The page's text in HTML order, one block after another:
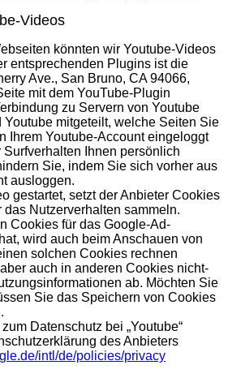
Videos
könnten wir Youtube-Videos
entsprechenden Plugins ist die
Ave., San Bruno, CA 94066,
mit dem YouTube-Plugin
zu Servern von Youtube
Youtube mitgeteilt, welche Seiten Sie
Ihrem Youtube-Account eingeloggt
Ihnen persönlich
Sie, indem Sie sich vorher aus
ausloggen.
gestartet, setzt der Anbieter Cookies
Nutzerverhalten sammeln.
Cookies für das Google-Ad-
wird auch beim Anschauen von
solchen Cookies rechnen
auch in anderen Cookies nicht-
ab. Möchten Sie
Sie das Speichern von Cookies
Datenschutz bei „Youtube“
des Anbieters
intl/de/policies/privacy